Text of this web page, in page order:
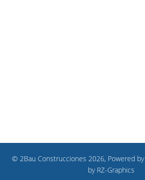
© 2Bau Construcciones 2026, Powered by
by RZ-Graphics